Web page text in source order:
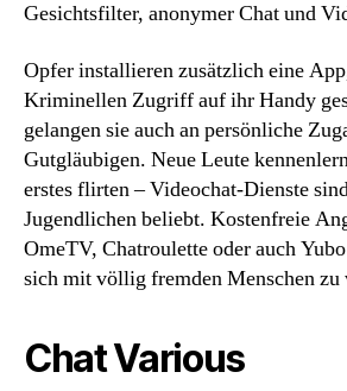
Gesichtsfilter, anonymer Chat und
Opfer installieren zusätzlich eine
Kriminellen Zugriff auf ihr Handy
gelangen sie auch an persönliche
Gutgläubigen. Neue Leute
erstes flirten – Videochat-Dienste
Jugendlichen beliebt. Kostenfreie
OmeTV, Chatroulette oder auch
sich mit völlig fremden Menschen zu
Chat Various